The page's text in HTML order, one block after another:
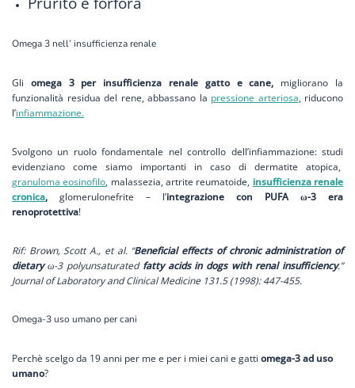
Omega 3 nell’ insufficienza renale
Gli omega 3 per insufficienza renale gatto e cane, migliorano la
funzionalità residua del rene, abbassano la pressione arteriosa, riducono
l’infiammazione.
Svolgono un ruolo fondamentale nel controllo dell’infiammazione: studi
evidenziano come siamo importanti in caso di dermatite atopica,
granuloma eosinofilo, malassezia, artrite reumatoide, insufficienza renale
cronica, glomerulonefrite – l’integrazione con PUFA ω-3 era
renoprotettiva!
Rif: Brown, Scott A., et al. “Beneficial effects of chronic administration of
dietaryω-3 polyunsaturated fatty acids in dogs with renal insufficiency.”
Journal of Laboratory and Clinical Medicine 131.5 (1998): 447-455.
Omega-3 uso umano per cani
Perchè scelgo da 19 anni per me e per i miei cani e gatti omega-3 ad uso
umano?